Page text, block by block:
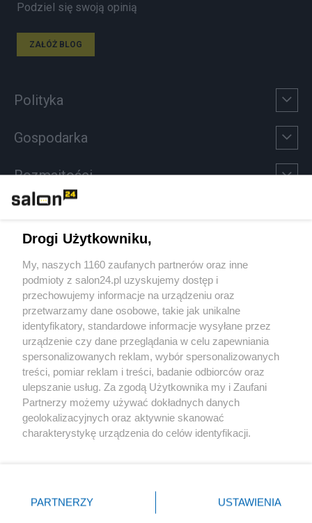
Podziel się swoją opinią
ZAŁÓŻ BLOG
Polityka
Gospodarka
Rozmaitości
Sport
Społeczeństwo
Kultura
X Facebook Instagram Youtube
Drogi Użytkowniku,
My, naszych 1160 zaufanych partnerów oraz inne
podmioty z salon24.pl uzyskujemy dostęp i
przechowujemy informacje na urządzeniu oraz
przetwarzamy dane osobowe, takie jak unikalne
identyfikatory, standardowe informacje wysyłane przez
urządzenie czy dane przeglądania w celu zapewniania
spersonalizowanych reklam, wybór spersonalizowanych
treści, pomiar reklam i treści, badanie odbiorców oraz
ulepszanie usług. Za zgodą Użytkownika my i Zaufani
Partnerzy możemy używać dokładnych danych
geolokalizacyjnych oraz aktywnie skanować
charakterystykę urządzenia do celów identyfikacji.
zmienić/wycofać klikając przycisk ustawień prywatności
znajdujący się w lewym dolnym rogu strony
PARTNERZY USTAWIENIA